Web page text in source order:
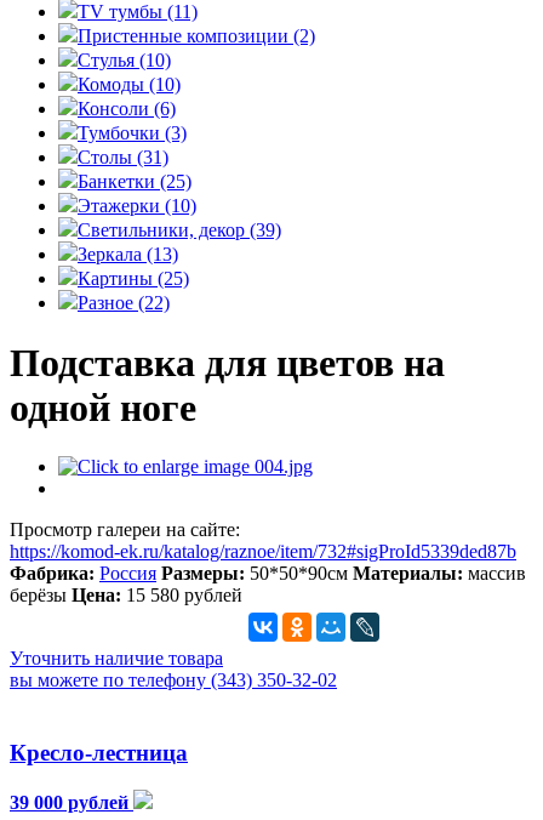
TV тумбы (11)
Пристенные композиции (2)
Стулья (10)
Комоды (10)
Консоли (6)
Тумбочки (3)
Столы (31)
Банкетки (25)
Этажерки (10)
Светильники, декор (39)
Зеркала (13)
Картины (25)
Разное (22)
Подставка для цветов на
одной ноге
Просмотр галереи на сайте:
https://komod-ek.ru/katalog/raznoe/item/732#sigProId5339ded87b
Фабрика: Россия Размеры: 50*50*90см Материалы: массив
берёзы Цена: 15 580 рублей
Уточнить наличие товара
вы можете по телефону (343) 350-32-02
Кресло-лестница
39 000 рублей